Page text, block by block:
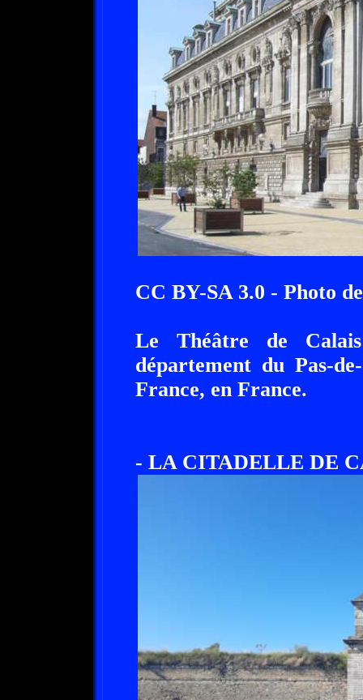
CC BY-SA 3.0 - Photo
Le Théâtre de
département du Pas-
France, en France.
- LA CITADELLE DE